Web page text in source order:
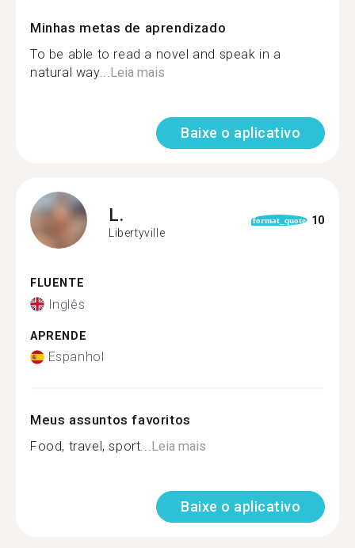
Minhas metas de aprendizado
To be able to read a novel and speak in a
natural way...Leia mais
Baixe o aplicativo
L.
Libertyville
format_quote 10
FLUENTE
Inglês
APRENDE
Espanhol
Meus assuntos favoritos
Food, travel, sport...Leia mais
Baixe o aplicativo